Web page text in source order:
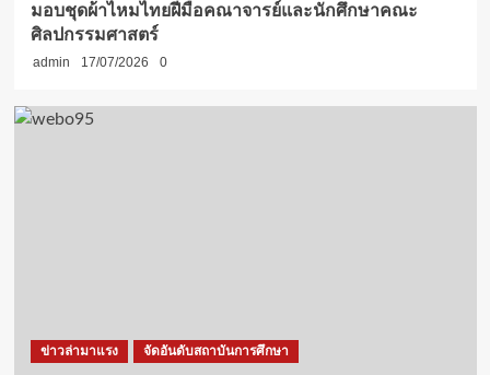
มอบชุดผ้าไหมไทยฝีมือคณาจารย์และนักศึกษาคณะ
ศิลปกรรมศาสตร์
admin 17/07/2026 0
ข่าวล่ามาแรง จัดอันดับสถาบันการศึกษา